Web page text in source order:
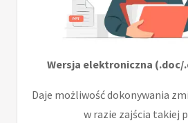
Wersja elektroniczna
Daje możliwość dokonywania
w razie zajścia takiej